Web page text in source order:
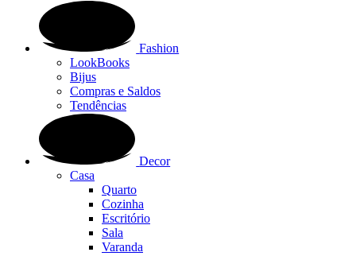
Fashion
LookBooks
Bijus
Compras e Saldos
Tendências
Decor
Casa
Quarto
Cozinha
Escritório
Sala
Varanda